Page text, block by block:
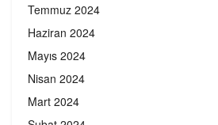
Temmuz 2024
Haziran 2024
Mayıs 2024
Nisan 2024
Mart 2024